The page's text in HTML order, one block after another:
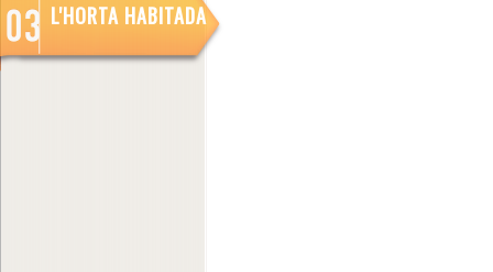
L'HORTA HABITADA